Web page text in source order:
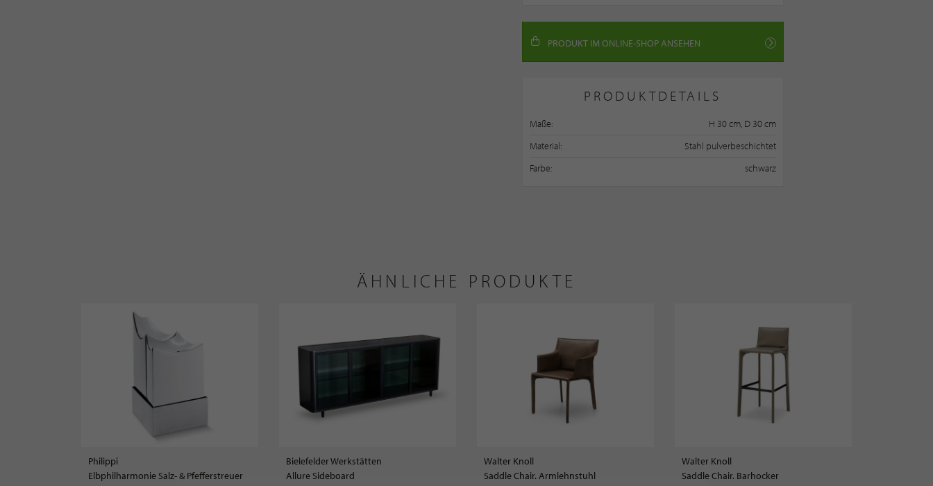
PRODUKT IM ONLINE-SHOP ANSEHEN
PRODUKTDETAILS
Maße:
H 30 cm, D 30 cm
Material:
Stahl pulverbeschichtet
Farbe:
schwarz
ÄHNLICHE PRODUKTE
Philippi
Elbphilharmonie Salz- & Pfefferstreuer
Bielefelder Werkstätten
Allure Sideboard
Walter Knoll
Saddle Chair. Armlehnstuhl
Walter Knoll
Saddle Chair. Barhocker